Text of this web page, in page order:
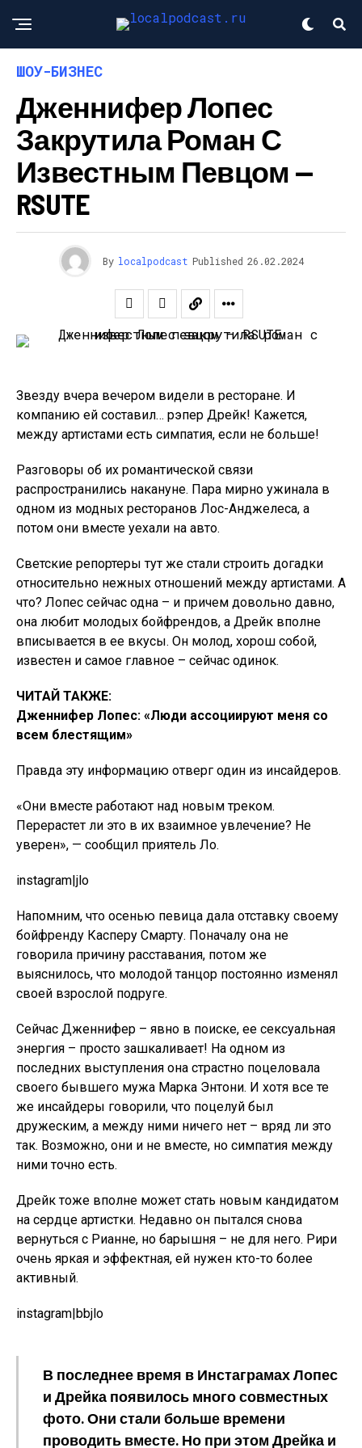
ШОУ-БИЗНЕС
Дженнифер Лопес
Закрутила Роман С
Известным Певцом —
RSUTE
By localpodcast Published 26.02.2024
Звезду вчера вечером видели в ресторане. И
компанию ей составил… рэпер Дрейк! Кажется,
между артистами есть симпатия, если не больше!
Разговоры об их романтической связи
распространились накануне. Пара мирно ужинала в
одном из модных ресторанов Лос-Анджелеса, а
потом они вместе уехали на авто.
Светские репортеры тут же стали строить догадки
относительно нежных отношений между артистами. А
что? Лопес сейчас одна – и причем довольно давно,
она любит молодых бойфрендов, а Дрейк вполне
вписывается в ее вкусы. Он молод, хорош собой,
известен и самое главное – сейчас одинок.
ЧИТАЙ ТАКЖЕ:
Дженнифер Лопес: «Люди ассоциируют меня со
всем блестящим»
Правда эту информацию отверг один из инсайдеров.
«Они вместе работают над новым треком.
Перерастет ли это в их взаимное увлечение? Не
уверен», — сообщил приятель Ло.
instagram|jlo
Напомним, что осенью певица дала отставку своему
бойфренду Касперу Смарту. Поначалу она не
говорила причину расставания, потом же
выяснилось, что молодой танцор постоянно изменял
своей взрослой подруге.
Сейчас Дженнифер – явно в поиске, ее сексуальная
энергия – просто зашкаливает! На одном из
последних выступления она страстно поцеловала
своего бывшего мужа Марка Энтони. И хотя все те
же инсайдеры говорили, что поцелуй был
дружеским, а между ними ничего нет – вряд ли это
так. Возможно, они и не вместе, но симпатия между
ними точно есть.
Дрейк тоже вполне может стать новым кандидатом
на сердце артистки. Недавно он пытался снова
вернуться с Рианне, но барышня – не для него. Рири
очень яркая и эффектная, ей нужен кто-то более
активный.
instagram|bbjlo
В последнее время в Инстаграмах Лопес
и Дрейка появилось много совместных
фото. Они стали больше времени
проводить вместе. Но при этом Дрейка и